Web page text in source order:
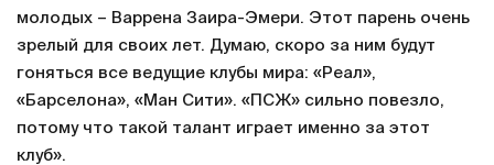
молодых – Варрена Заира-Эмери. Этот парень очень
зрелый для своих лет. Думаю, скоро за ним будут
гоняться все ведущие клубы мира: «Реал»,
«Барселона», «Ман Сити». «ПСЖ» сильно повезло,
потому что такой талант играет именно за этот
клуб».